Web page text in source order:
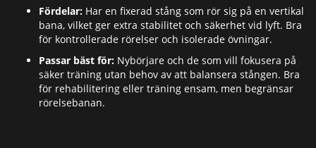
Fördelar: Har en fixerad stång som rör sig på en vertikal
bana, vilket ger extra stabilitet och säkerhet vid lyft. Bra
för kontrollerade rörelser och isolerade övningar.
Passar bäst för: Nybörjare och de som vill fokusera på
säker träning utan behov av att balansera stången. Bra
för rehabilitering eller träning ensam, men begränsar
rörelsebanan.